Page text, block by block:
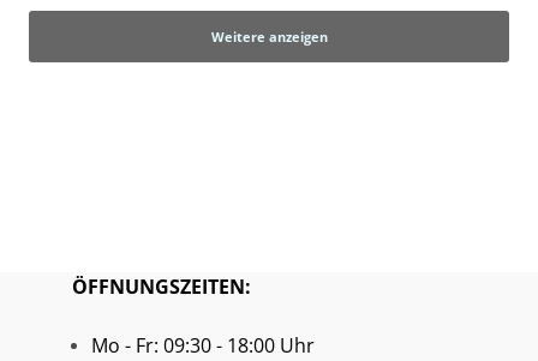
Weitere anzeigen
ÖFFNUNGSZEITEN:
Mo - Fr: 09:30 - 18:00 Uhr